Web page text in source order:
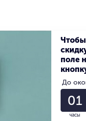
на складе
Чтобы
поле
До
01
часы